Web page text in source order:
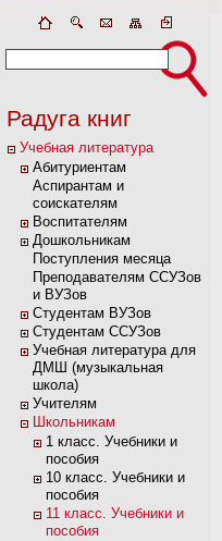
Радуга книг
Учебная литература
Абитуриентам
Аспирантам и
соискателям
Воспитателям
Дошкольникам
Поступления месяца
Преподавателям ССУЗов
и ВУЗов
Студентам ВУЗов
Студентам ССУЗов
Учебная литература для
ДМШ (музыкальная
школа)
Учителям
Школьникам
1 класс. Учебники и
пособия
10 класс. Учебники и
пособия
11 класс. Учебники и
пособия